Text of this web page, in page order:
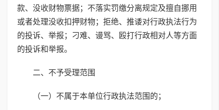
款、没收财物票据；不落实罚缴分离规定及擅自挪用
或者处理没收扣押财物；拒绝、推诿对行政执法行为
的投诉、举报；刁难、谩骂、殴打行政相对人等方面
的投诉和举报。
二、不予受理范围
（一）不属于本单位行政执法范围的；